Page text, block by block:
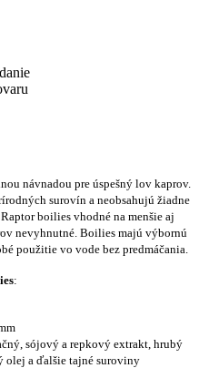
návnadou pre úspešný lov kaprov.
surovín a neobsahujú žiadne
boilies vhodné na menšie aj
nevyhnutné. Boilies majú výbornú
použitie vo vode bez predmáčania.
:
sójový a repkový extrakt, hrubý
olej a ďalšie tajné suroviny